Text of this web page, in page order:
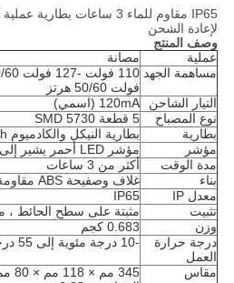
لإعادة الشحن
وصف المنتج
عملية
مصانة
مساهمة الجهد
فولت 50/60 هرتز
التيار الشاحن
120mA (اسمي)
نوع المصباح
5 قطعة SMD 5730
بطارية
بطارية النيكل والكادميوم 3.6V 1.0Ah
مؤشر
مؤشر LED أحمر يشير إلى الشحن
مدة الوقت
أكثر من 3 ساعات
بناء
غلاف وصفيحة ABS مقاومة للحريق ؛ناشر PS
معدل IP
IP65
تثبيت
مثبتة على سطح الحائط
وزن
0.683 كجم
درجة حرارة
العمل
-10 درجة مئوية إلى 55 درجة مئوية
مقاس
345 مم × 118 مم × 80 مم